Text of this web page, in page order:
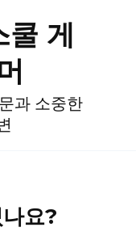
쿨 게
과 소중한
요?